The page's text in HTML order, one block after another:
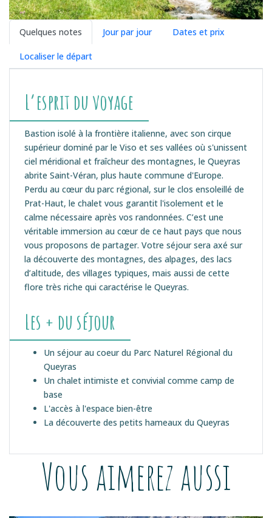
Quelques notes Jour par jour Dates et prix
Localiser le départ
L’esprit du voyage
Bastion isolé à la frontière italienne, avec son cirque
supérieur dominé par le Viso et ses vallées où s'unissent
ciel méridional et fraîcheur des montagnes, le Queyras
abrite Saint-Véran, plus haute commune d'Europe.
Perdu au cœur du parc régional, sur le clos ensoleillé de
Prat-Haut, le chalet vous garantit l'isolement et le
calme nécessaire après vos randonnées. C’est une
véritable immersion au cœur de ce haut pays que nous
vous proposons de partager. Votre séjour sera axé sur
la découverte des montagnes, des alpages, des lacs
d’altitude, des villages typiques, mais aussi de cette
flore très riche qui caractérise le Queyras.
Les + du séjour
Un séjour au coeur du Parc Naturel Régional du
Queyras
Un chalet intimiste et convivial comme camp de
base
L'accès à l'espace bien-être
La découverte des petits hameaux du Queyras
Vous aimerez aussi